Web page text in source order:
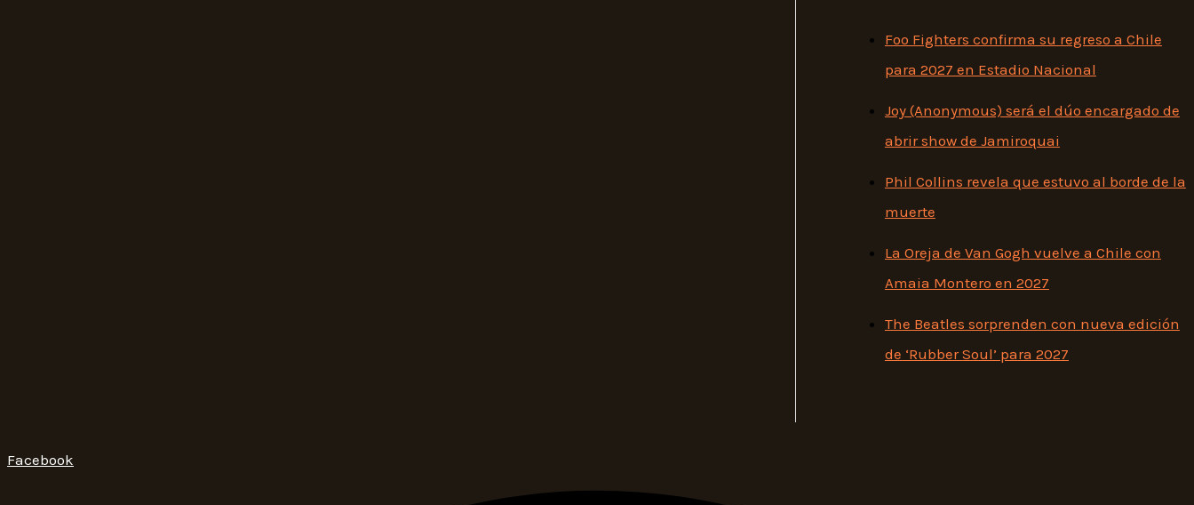
Foo Fighters confirma su regreso a Chile
para 2027 en Estadio Nacional
Joy (Anonymous) será el dúo encargado de
abrir show de Jamiroquai
Phil Collins revela que estuvo al borde de la
muerte
La Oreja de Van Gogh vuelve a Chile con
Amaia Montero en 2027
The Beatles sorprenden con nueva edición
de ‘Rubber Soul’ para 2027
Facebook